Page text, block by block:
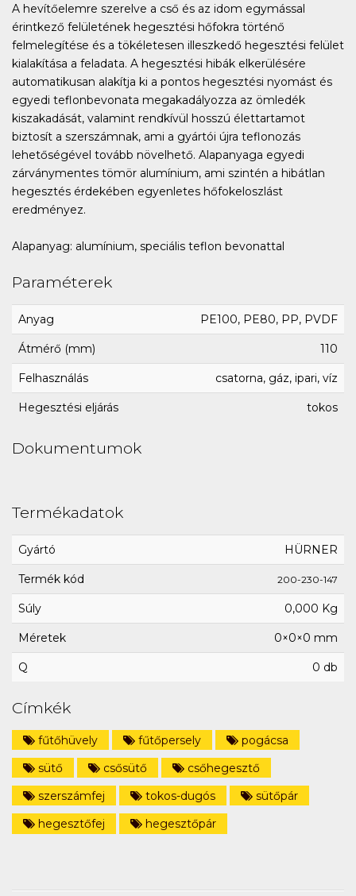
A hevítőelemre szerelve a cső és az idom egymással
érintkező felületének hegesztési hőfokra történő
felmelegítése és a tökéletesen illeszkedő hegesztési felület
kialakítása a feladata. A hegesztési hibák elkerülésére
automatikusan alakítja ki a pontos hegesztési nyomást és
egyedi teflonbevonata megakadályozza az ömledék
kiszakadását, valamint rendkívül hosszú élettartamot
biztosít a szerszámnak, ami a gyártói újra teflonozás
lehetőségével tovább növelhető. Alapanyaga egyedi
zárványmentes tömör alumínium, ami szintén a hibátlan
hegesztés érdekében egyenletes hőfokeloszlást
eredményez.
Alapanyag: alumínium, speciális teflon bevonattal
Paraméterek
Anyag PE100, PE80, PP, PVDF
Átmérő (mm) 110
Felhasználás csatorna, gáz, ipari, víz
Hegesztési eljárás tokos
Dokumentumok
Termékadatok
Gyártó HÜRNER
Termék kód 200-230-147
Súly 0,000 Kg
Méretek 0×0×0 mm
Q 0 db
Címkék
fűtőhüvely fűtőpersely
pogácsa
sütő
csősütő
csőhegesztő
szerszámfej
tokos-dugós
sütőpár
hegesztőfej
hegesztőpár